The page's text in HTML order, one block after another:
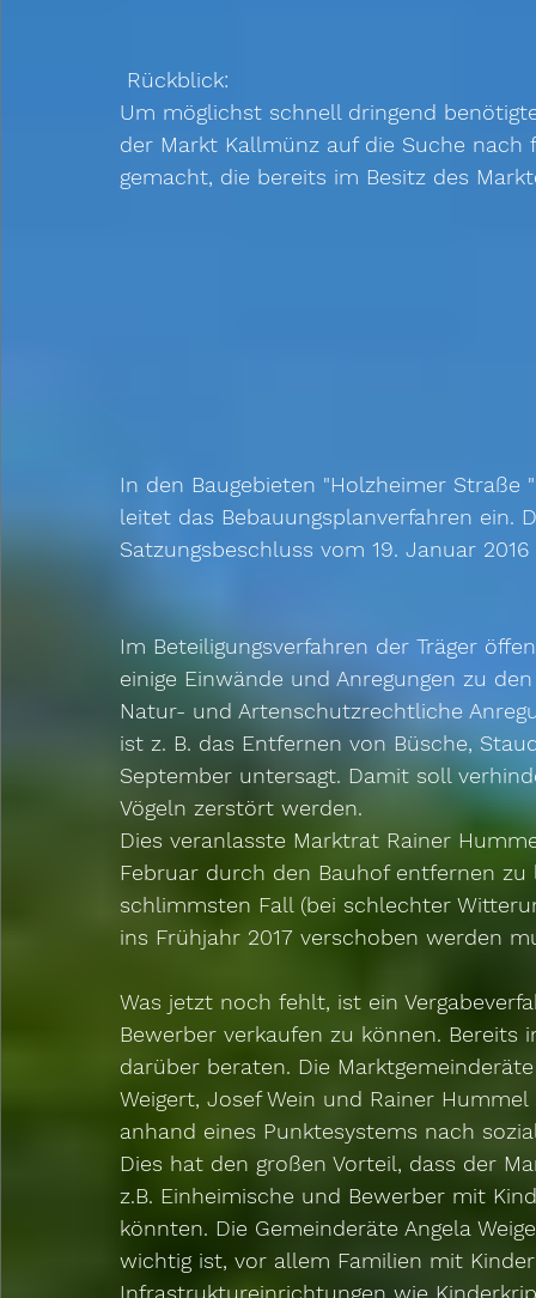
Rückblick:
Um möglichst schnell dringend
der Markt Kallmünz auf die Suche
gemacht, die bereits im Besitz des
In den Baugebieten "Holzheimer
leitet das Bebauungsplanverfahren ein.
Satzungsbeschluss vom 19. Januar
Im Beteiligungsverfahren der Träger
einige Einwände und Anregungen zu
Natur- und Artenschutzrechtliche
ist z. B. das Entfernen von Büsche,
September untersagt. Damit soll
Vögeln zerstört werden.
Dies veranlasste Marktrat Rainer
Februar durch den Bauhof entfernen
schlimmsten Fall (bei schlechter
ins Frühjahr 2017 verschoben werden
Was jetzt noch fehlt, ist ein
Bewerber verkaufen zu können.
darüber beraten. Die
Weigert, Josef Wein und Rainer
anhand eines Punktesystems nach
Dies hat den großen Vorteil, dass der
z.B. Einheimische und Bewerber mit
könnten. Die Gemeinderäte Angela
wichtig ist, vor allem Familien mit
Infrastruktureinrichtungen wie